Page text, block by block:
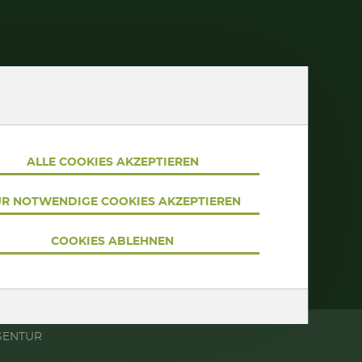
ALLE COOKIES AKZEPTIEREN
NOTWENDIGE COOKIES AKZEPTIEREN
COOKIES ABLEHNEN